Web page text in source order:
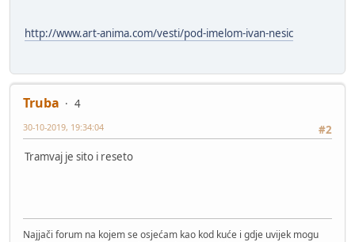
http://www.art-anima.com/vesti/pod-imelom-ivan-nesic
Truba
4
#2
30-10-2019, 19:34:04
Tramvaj je sito i reseto
Najjači forum na kojem se osjećam kao kod kuće i gdje uvijek mogu